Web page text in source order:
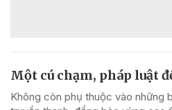
Một cú chạm, pháp luật
Không còn phụ thuộc vào những